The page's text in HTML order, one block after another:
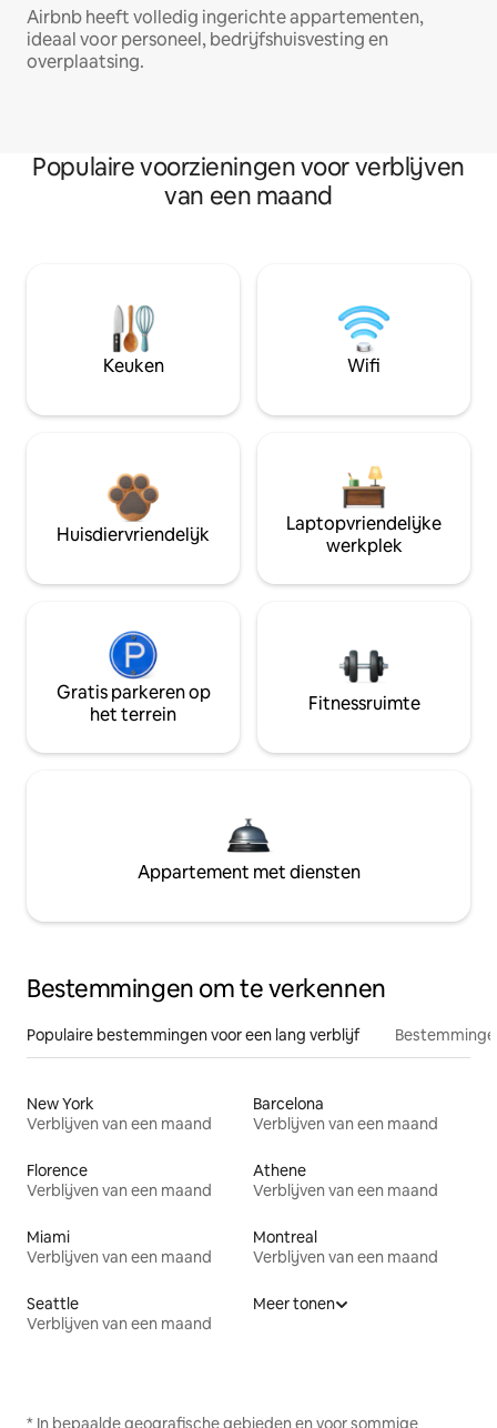
Airbnb heeft volledig ingerichte appartementen,
ideaal voor personeel, bedrijfshuisvesting en
overplaatsing.
Populaire voorzieningen voor verblijven
van een maand
Keuken Wifi
Huisdiervriendelijk
Laptopvriendelijke
werkplek
Gratis parkeren op
het terrein
Fitnessruimte
Appartement met diensten
Bestemmingen om te verkennen
Populaire bestemmingen voor een lang verblijf
New York
Verblijven van een maand
Barcelona
Verblijven van een maand
Florence
Verblijven van een maand
Athene
Verblijven van een maand
Miami
Verblijven van een maand
Montreal
Verblijven van een maand
Seattle
Verblijven van een maand
Meer tonen